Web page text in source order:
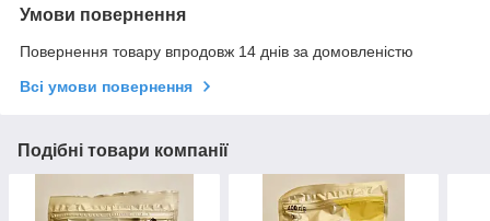
Умови повернення
Повернення товару впродовж 14 днів за домовленістю
Всі умови повернення
Подібні товари компанії